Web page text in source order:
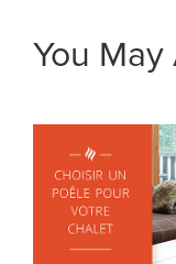
You May